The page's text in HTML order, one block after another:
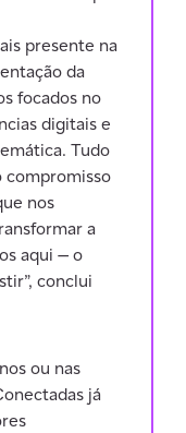
presente na
da
focados no
digitais e
Tudo
compromisso
nos
a
aqui — o
conclui
ou nas
já